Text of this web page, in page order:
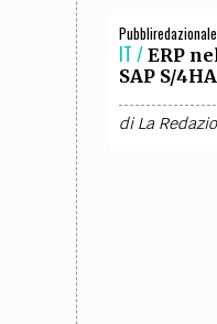
Pubbliredazionale
IT / ERP
SAP S/
diLa